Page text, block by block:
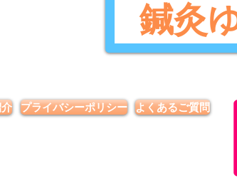
鍼灸
プライバシーポリシー よくあるご質問